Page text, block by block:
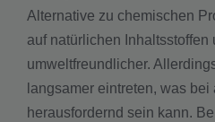
Alternative zu chemischen
auf natürlichen Inhaltsstoffen
umweltfreundlicher.
langsamer eintreten, was
herausfordernd sein kann.